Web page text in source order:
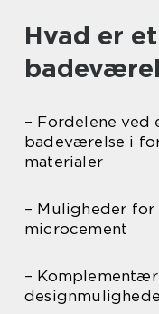
Hvad er
– Fordelene ved
badeværelse i
materialer
– Muligheder for
microcement
–